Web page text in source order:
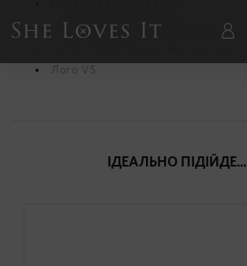
Чотири позиції регулювання об’єму
Лого VS
ІДЕАЛЬНО ПІДІЙДЕ...